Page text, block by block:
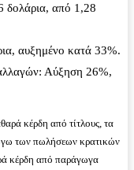
δολάρια, από 1,28
αυξημένο κατά 33%.
Αύξηση 26%,
κέρδη από τίτλους, τα
των πωλήσεων κρατικών
κέρδη από παράγωγα